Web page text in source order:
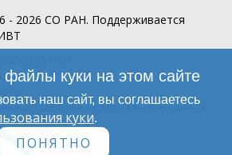
- 2026 СО РАН. Поддерживается
обработки персональных данных
куки на этом сайте
наш сайт, вы соглашаетесь
куки.
ПОНЯТНО